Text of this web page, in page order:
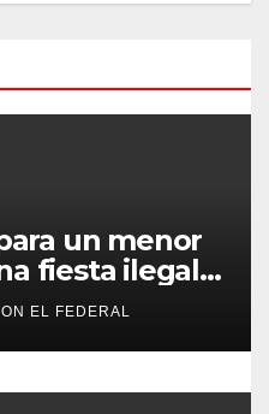
un menor
fiesta ilegal
en
EL FEDERAL